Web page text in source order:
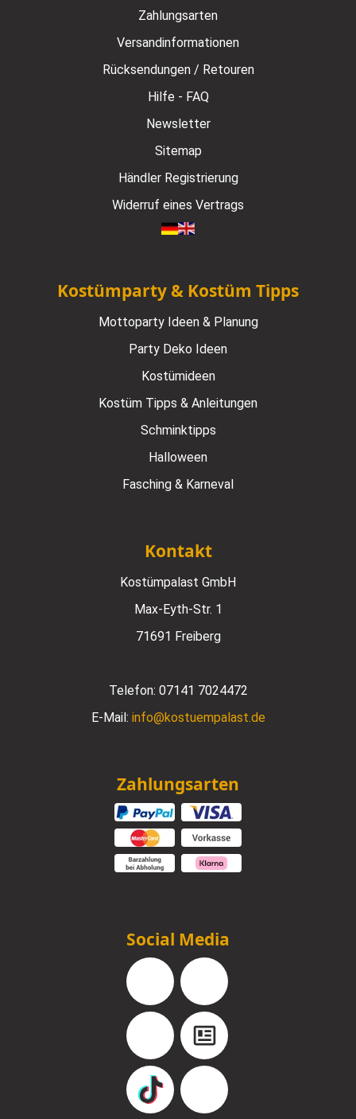
Zahlungsarten
Versandinformationen
Rücksendungen / Retouren
Hilfe - FAQ
Newsletter
Sitemap
Händler Registrierung
Widerruf eines Vertrags
Kostümparty & Kostüm Tipps
Mottoparty Ideen & Planung
Party Deko Ideen
Kostümideen
Kostüm Tipps & Anleitungen
Schminktipps
Halloween
Fasching & Karneval
Kontakt
Kostümpalast GmbH
Max-Eyth-Str. 1
71691 Freiberg
Telefon: 07141 7024472
E-Mail: info@kostuempalast.de
Zahlungsarten
Social Media
Facebook Instagram
YouTube Blog
TikTok Pinterest